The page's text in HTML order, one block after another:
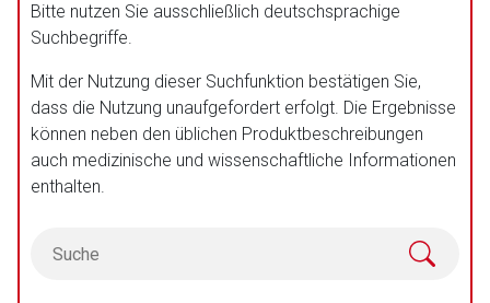
Bitte nutzen Sie ausschließlich deutschsprachige
Suchbegriffe.
Mit der Nutzung dieser Suchfunktion bestätigen Sie,
dass die Nutzung unaufgefordert erfolgt. Die Ergebnisse
können neben den üblichen Produktbeschreibungen
auch medizinische und wissenschaftliche Informationen
enthalten.